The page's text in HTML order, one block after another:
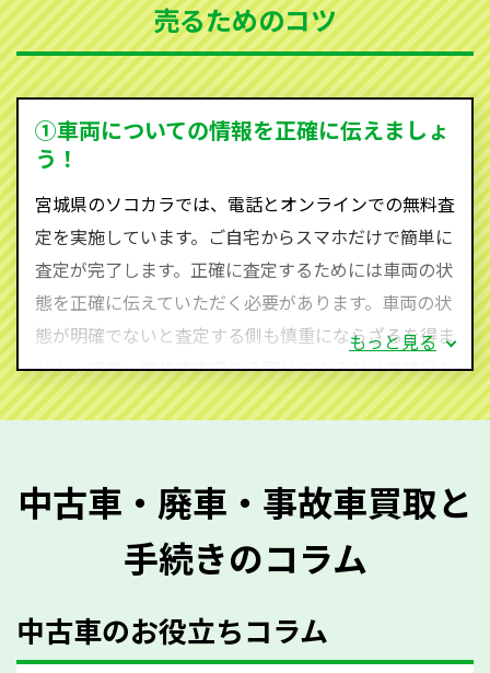
ソコカラは世界１１０か国に独自の販売ネットワーク
を持ち、国内に自社物流網、自社ヤードをもっている
ため、中間マージンがかかりません。だから高価買取
を実現し、お客様に利益を還元することができるので
す。
590-870）までお問い合わせ下さい。
査定・ご相談・見積もりはすべて無料で行います。安
心してお問い合わせください。
売るためのコツ
①車両についての情報を正確に伝えましょ
う！
宮城県のソコカラでは、電話とオンラインでの無料査
定を実施しています。ご自宅からスマホだけで簡単に
査定が完了します。正確に査定するためには車両の状
態を正確に伝えていただく必要があります。車両の状
態が明確でないと査定する側も慎重にならざるを得ま
せん。廃車・事故車査定する際はできるだけ車検証を
ご準備ください。車検証があることで車両状態や年式
質問させていただく内容は以下の通りとなります。
メーカー／車種
型式／グレード
走行距離（例：約〇万キロ）
もっと見る
中古車・廃車・事故車買取と
手続きのコラム
中古車のお役立ちコラム